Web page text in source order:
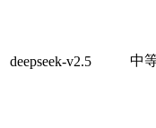
deepseek-v2.5 中